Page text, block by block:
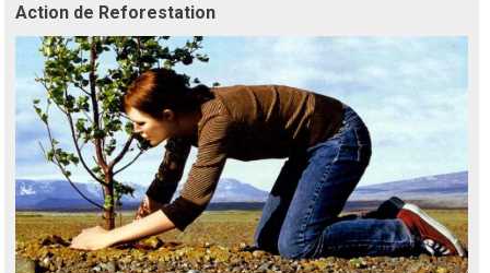
Action de Reforestation